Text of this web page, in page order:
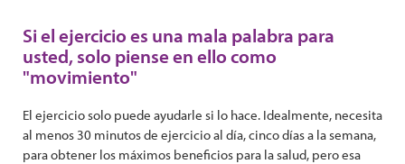
Si el ejercicio es una mala palabra para
usted, solo piense en ello como
"movimiento"
El ejercicio solo puede ayudarle si lo hace. Idealmente, necesita
al menos 30 minutos de ejercicio al día, cinco días a la semana,
para obtener los máximos beneficios para la salud, pero esa